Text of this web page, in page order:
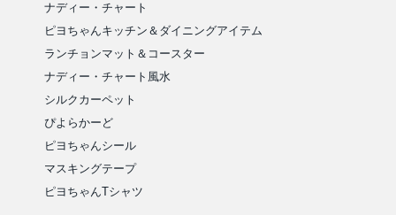
ナディー・チャート
ピヨちゃんキッチン＆ダイニングアイテム
ランチョンマット＆コースター
ナディー・チャート風水
シルクカーペット
ぴよらかーど
ピヨちゃんシール
マスキングテープ
ピヨちゃんTシャツ